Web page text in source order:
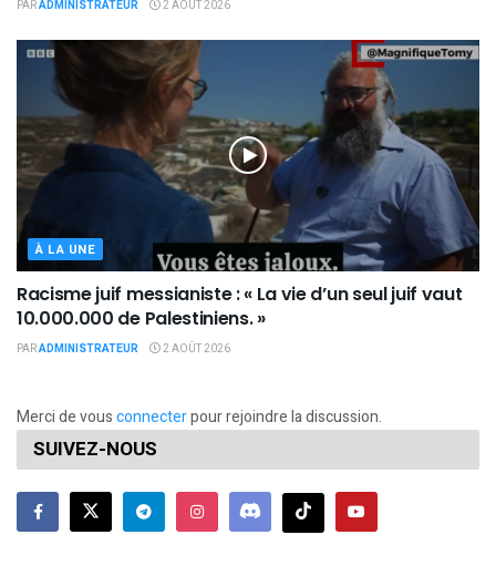
PARADMINISTRATEUR 2 AOÛT 2026
À LA UNE
Racisme juif messianiste : « La vie d’un seul juif vaut
10.000.000 de Palestiniens. »
PARADMINISTRATEUR 2 AOÛT 2026
Merci de vousconnecterpour rejoindre la discussion.
SUIVEZ-NOUS